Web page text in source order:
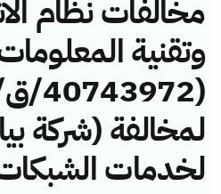
مخالفات نظام
وتقنية
لمخالفة (شركة
لخدمات